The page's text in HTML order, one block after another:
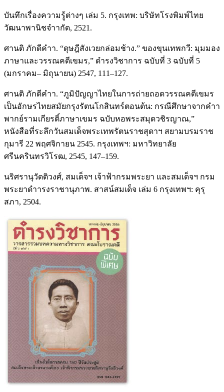
บันทึกเรื่องความรู้ต่างๆ เล่ม 5. กรุงเทพ: บริษัทโรงพิมพ์ไทย
วัฒนาพานิชจําากัด, 2521.
ศานติ ภักดีคําา. “ดุษฎีสังเวยกล่อมช้าง.” ของขุนเทพกวี: มุมมอง
ภาษาและวรรณคดีเขมร,” ดํารงวิชาการ ฉบับที่ 3 ฉบับที่ 5
(มกราคม– มิถุนายน) 2547, 111–127.
ศานติ ภักดีคําา. “ภูมิปัญญาไทยในการถ่ายถอดวรรณคดีเขมร
เป็นอักษรไทยสมัยกรุงรัตนโกสินทร์ตอนต้น: กรณีศึกษาจากคําา
พากย์รามเกียรติ์ภาษาเขมร ฉบับหอพระสมุดวชิรญาณ,”
หนังสือที่ระลึกวันสมเด็จพระเทพรัตนราชสุดาฯ สยามบรมราช
กุมารี 22 พฤศจิกายน 2545. กรุงเทพฯ: มหาวิทยาลัย
ศรีนครินทรวิโรฒ, 2545, 147–159.
นริศรานุวัดติวงศ์, สมเด็จฯ เจ้าฟ้ากรมพระยา และสมเด็จฯ กรม
พระยาดําารงราชานุภาพ. สาสน์สมเด็จ เล่ม 6 กรุงเทพฯ: คุรุ
สภา, 2504.